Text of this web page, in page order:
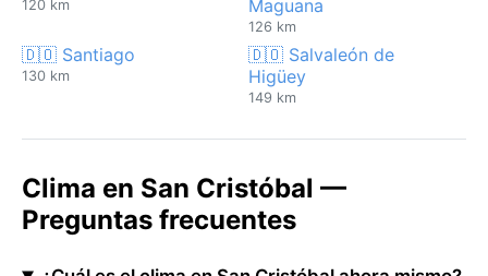
120 km
Maguana
126 km
🇩🇴 Santiago
130 km
🇩🇴 Salvaleón de
Higüey
149 km
Clima en San Cristóbal —
Preguntas frecuentes